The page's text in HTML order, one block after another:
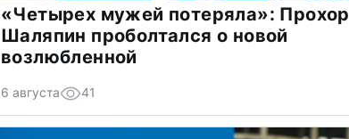
«Четырех мужей потеряла»: Прохор
Шаляпин проболтался о новой
возлюбленной
6 августа 41